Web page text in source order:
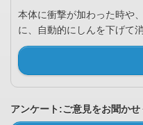
本体に衝撃が加わった時や
に、自動的にしんを下げて
アンケート:ご意見をお聞かせ